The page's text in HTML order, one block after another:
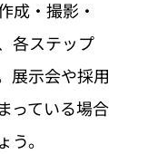
成・撮影・
各ステップ
展示会や採用
っている場合
。